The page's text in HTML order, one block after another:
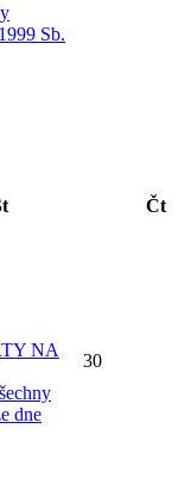
Sb.
Čt
NA
dne
30